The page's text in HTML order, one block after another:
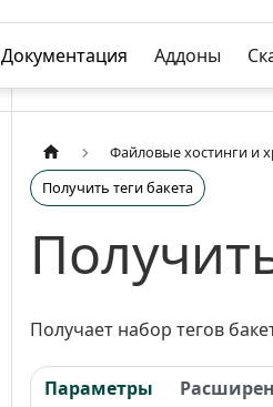
Документация Аддоны
Файловые хостинги и
Получить теги бакета
Получает набор тегов
Параметры